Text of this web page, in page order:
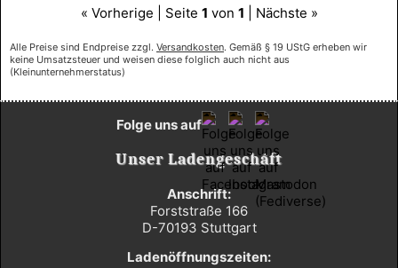
« Vorherige | Seite 1 von 1 | Nächste »
Alle Preise sind Endpreise zzgl. Versandkosten. Gemäß § 19 UStG erheben wir
keine Umsatzsteuer und weisen diese folglich auch nicht aus
(Kleinunternehmerstatus)
Unser Ladengeschäft
Anschrift:
Forststraße 166
D-70193 Stuttgart
Ladenöffnungszeiten:
Folge uns auf